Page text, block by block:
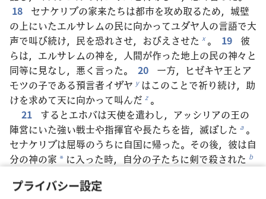
プライバシー設定
18
セナケリブの家来たちは都市を攻め取るため，城壁
の上にいたエルサレムの民に向かってユダヤ人の言語で大
声で叫び続け，民を恐れさせ，おびえさせた x 。 19
彼
らは，エルサレムの神を，人間が作った地上の民の神々と
同等に見なし，悪く言った。
20
一方，ヒゼキヤ王とア
モツの子である預言者イザヤ y はこのことで祈り続け，助
けを求めて天に向かって叫んだ z 。
21
するとエホバは天使を遣わし，アッシリアの王の
陣営にいた強い戦士や指揮官や長たちを皆，滅ぼした a 。
セナケリブは屈辱のうちに自国に帰った。その後，彼は自
分の神の家 * に入った時，自分の子たちに剣で殺された b
ほかの全ての者の手からヒゼキヤとエルサレムの住民を救